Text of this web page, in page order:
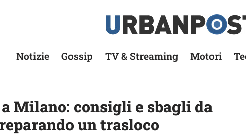
Notizie Gossip TV & Streaming Motori
Milano: consigli e sbagli da
un trasloco